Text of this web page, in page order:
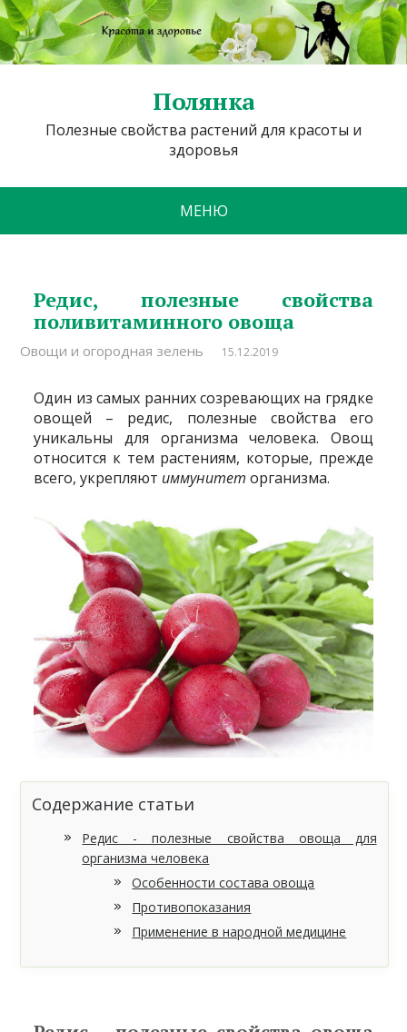
Полянка
Полезные свойства растений для красоты и
здоровья
МЕНЮ
Редис, полезные свойства
поливитаминного овоща
Овощи и огородная зелень 15.12.2019
Один из самых ранних созревающих на грядке
овощей – редис, полезные свойства его
уникальны для организма человека. Овощ
относится к тем растениям, которые, прежде
всего, укрепляют иммунитет организма.
Содержание статьи
Редис - полезные свойства овоща для
организма человека
Особенности состава овоща
Противопоказания
Применение в народной медицине